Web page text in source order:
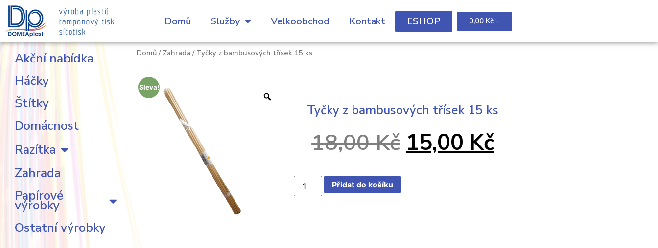
Domů Služby Velkoobchod Kontakt ESHOP 0,00 Kč
Akční nabídka
Háčky
Štítky
Domácnost
Razítka
Zahrada
Papírové
výrobky
Ostatní výrobky
Domů/ Zahrada / Tyčky z bambusových třísek 15 ks
Sleva!
Tyčky z bambusových třísek 15 ks
18,00Kč 15,00 Kč
Přidat do košíku